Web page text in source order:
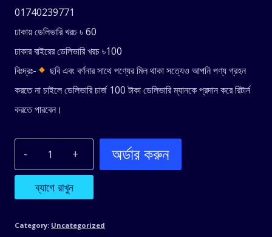
990.00৳ .
01740239771
ঢাকায় ডেলিভারি খরচ ৳ 60
ঢাকার বাইরের ডেলিভারি খরচ ৳100
বিঃদ্রঃ-
ছবি এবং বর্ণনার সাথে পণ্যের মিল থাকা সত্যেও আপনি পণ্য গ্রহন
করতে না চাইলে ডেলিভারি চার্জ 100 টাকা ডেলিভারি ম্যানকে প্রদান করে রিটার্ন
করতে পারবেন।
Transparent
Gear
ব্যাগে রাখুন
অর্ডার করুন
Category: Uncategorized